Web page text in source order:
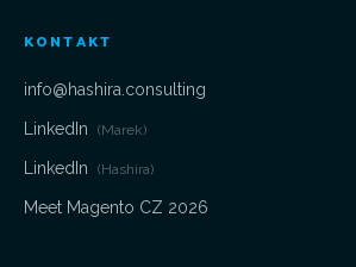
KONTAKT
info@hashira.consulting
LinkedIn (Marek)
LinkedIn (Hashira)
Meet Magento CZ 2026